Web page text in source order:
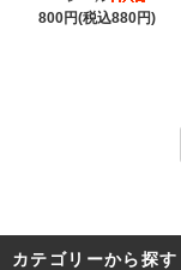
800円(税込880円)
カテゴリーから探す